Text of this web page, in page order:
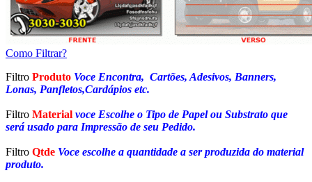
Como Filtrar?
Filtro Produto Voce Encontra, Cartões, Adesivos, Banners,
Lonas, Panfletos,Cardápios etc.
Filtro Material voce Escolhe o Tipo de Papel ou Substrato que
será usado para Impressão de seu Pedido.
Filtro Qtde Voce escolhe a quantidade a ser produzida do material
produto.